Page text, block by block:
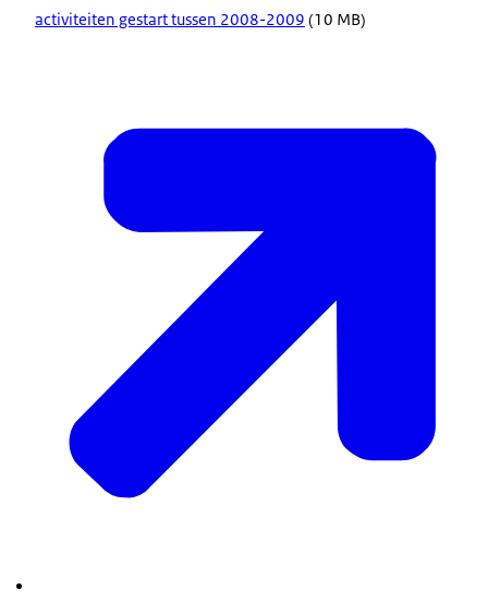
activiteiten gestart tussen 2008-2009 (10 MB)